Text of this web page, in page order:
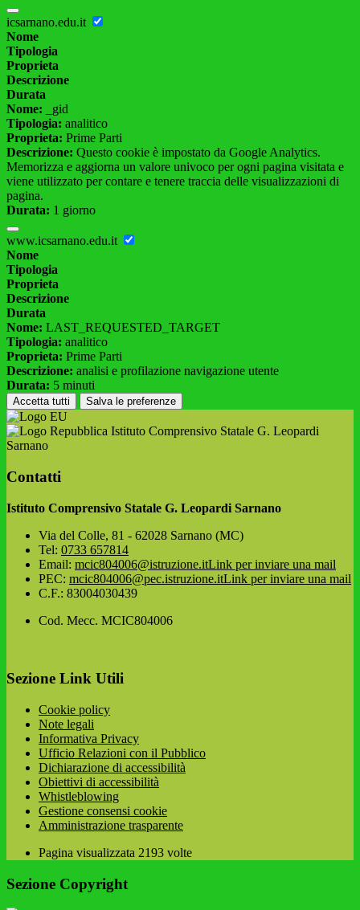
icsarnano.edu.it
Nome
Tipologia
Proprieta
Descrizione
Durata
Nome: _gid
Tipologia: analitico
Proprieta: Prime Parti
Descrizione: Questo cookie è impostato da Google Analytics.
Memorizza e aggiorna un valore univoco per ogni pagina visitata e
viene utilizzato per contare e tenere traccia delle visualizzazioni di
pagina.
Durata: 1 giorno
www.icsarnano.edu.it
Nome
Tipologia
Proprieta
Descrizione
Durata
Nome: LAST_REQUESTED_TARGET
Tipologia: analitico
Proprieta: Prime Parti
Descrizione: analisi e profilazione navigazione utente
Durata: 5 minuti
Accetta tutti Salva le preferenze
Istituto Comprensivo Statale G. Leopardi
Sarnano
Contatti
Istituto Comprensivo Statale G. Leopardi Sarnano
Via del Colle, 81 - 62028 Sarnano (MC)
Tel: 0733 657814
Email: mcic804006@istruzione.itLink per inviare una mail
PEC: mcic804006@pec.istruzione.itLink per inviare una mail
C.F.: 83004030439
Cod. Mecc. MCIC804006
Sezione Link Utili
Cookie policy
Note legali
Informativa Privacy
Ufficio Relazioni con il Pubblico
Dichiarazione di accessibilità
Obiettivi di accessibilità
Whistleblowing
Gestione consensi cookie
Amministrazione trasparente
Pagina visualizzata 2193 volte
Sezione Copyright